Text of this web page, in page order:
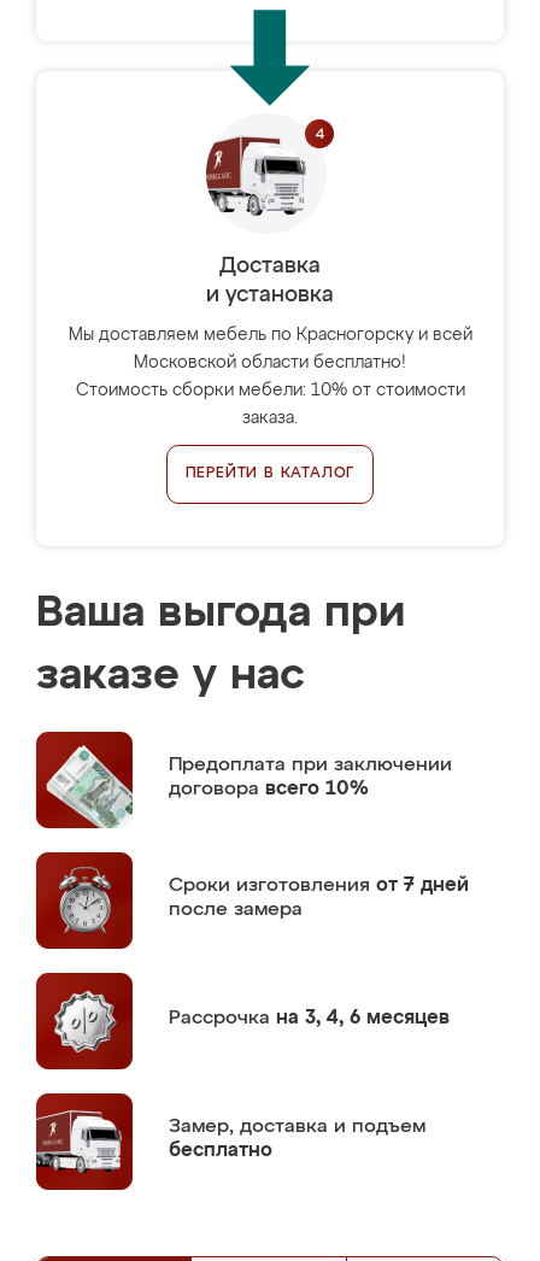
Доставка
и установка
Мы доставляем мебель по Красногорску и всей
Московской области бесплатно!
Стоимость сборки мебели: 10% от стоимости
заказа.
ПЕРЕЙТИ В КАТАЛОГ
Ваша выгода при
заказе у нас
Предоплата при заключении
договора всего 10%
Сроки изготовления от 7 дней
после замера
Рассрочка на 3, 4, 6 месяцев
Замер, доставка и подъем
бесплатно